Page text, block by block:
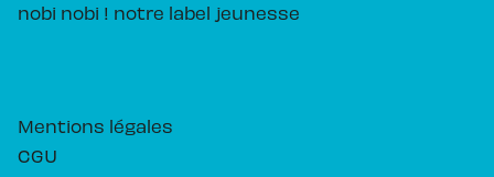
nobi nobi ! notre label jeunesse
Mentions légales
CGU